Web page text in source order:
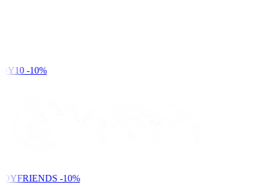
-10%
-10%